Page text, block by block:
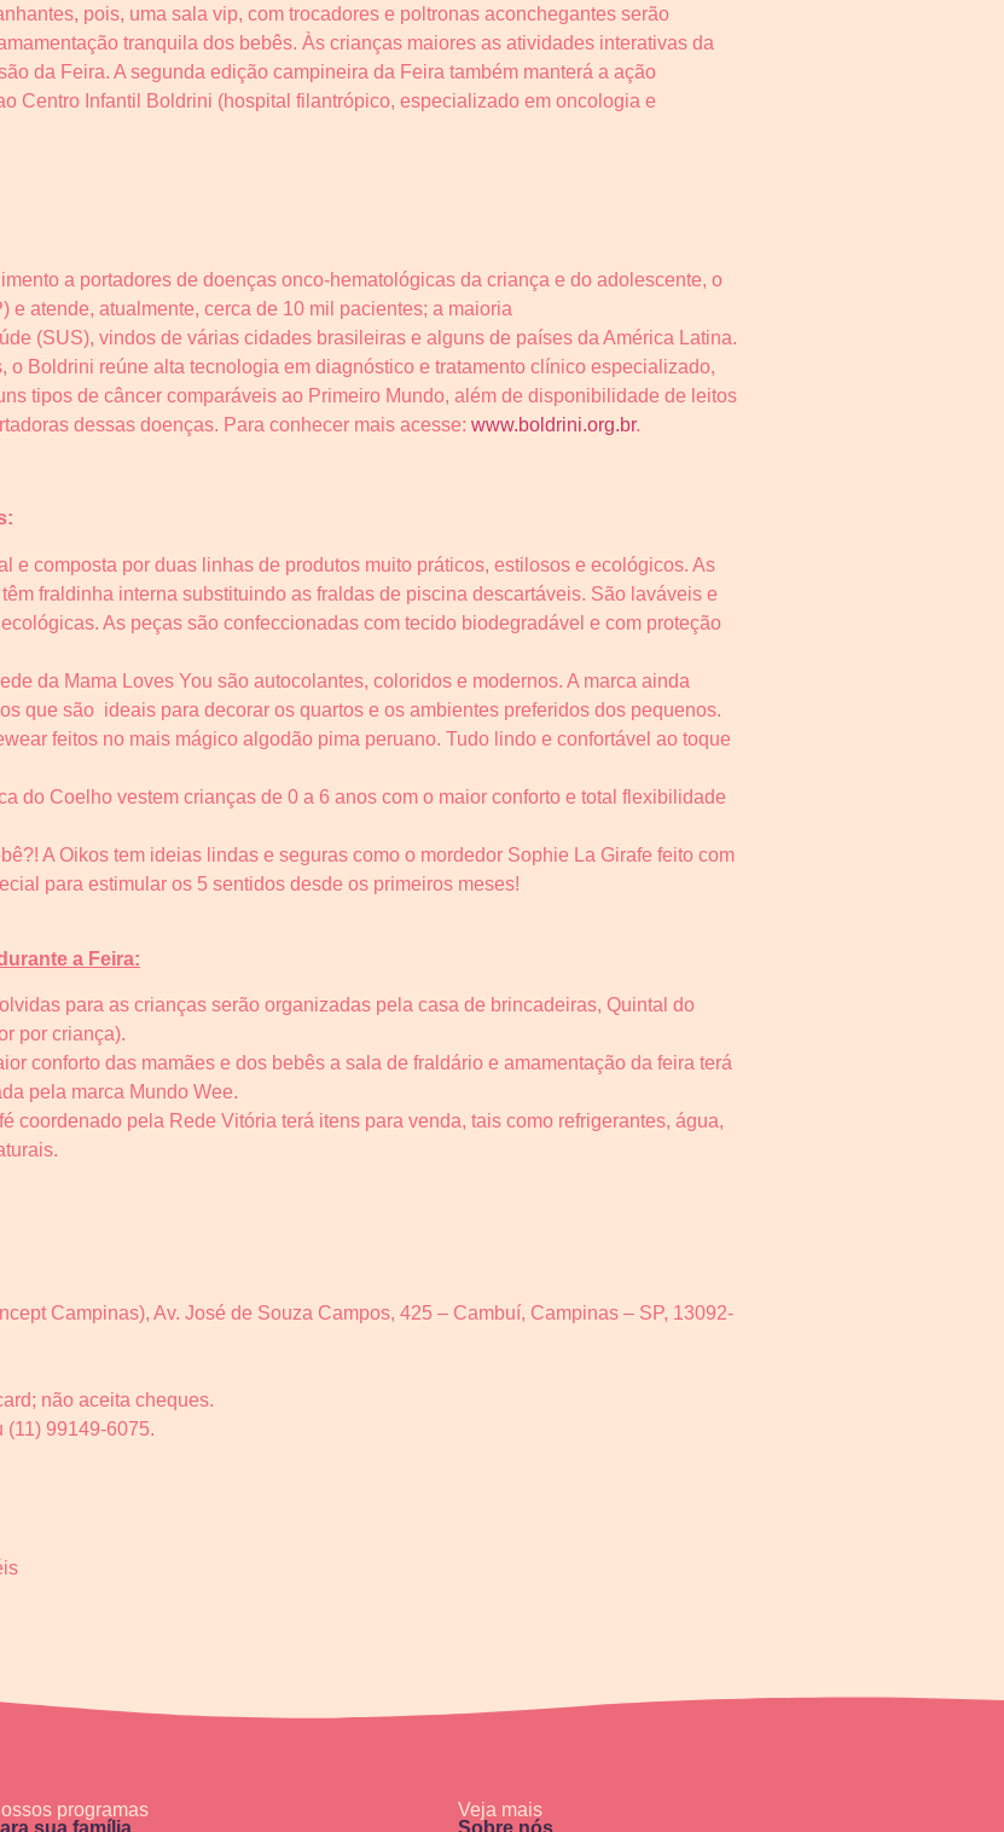
pois, uma sala vip, com trocadores e poltronas aconchegantes serão
tranquila dos bebês. Às crianças maiores as atividades interativas da
da Feira. A segunda edição campineira da Feira também manterá a ação
Centro Infantil Boldrini (hospital filantrópico, especializado em oncologia e
a portadores de doenças onco-hematológicas da criança e do adolescente, o
e atende, atualmente, cerca de 10 mil pacientes; a maioria
(SUS), vindos de várias cidades brasileiras e alguns de países da América Latina.
o Boldrini reúne alta tecnologia em diagnóstico e tratamento clínico especializado,
tipos de câncer comparáveis ao Primeiro Mundo, além de disponibilidade de leitos
dessas doenças. Para conhecer mais acesse: www.boldrini.org.br.
e composta por duas linhas de produtos muito práticos, estilosos e ecológicos. As
fraldinha interna substituindo as fraldas de piscina descartáveis. São laváveis e
As peças são confeccionadas com tecido biodegradável e com proteção
da Mama Loves You são autocolantes, coloridos e modernos. A marca ainda
que são ideais para decorar os quartos e os ambientes preferidos dos pequenos.
feitos no mais mágico algodão pima peruano. Tudo lindo e confortável ao toque
do Coelho vestem crianças de 0 a 6 anos com o maior conforto e total flexibilidade
A Oikos tem ideias lindas e seguras como o mordedor Sophie La Girafe feito com
para estimular os 5 sentidos desde os primeiros meses!
a Feira:
para as crianças serão organizadas pela casa de brincadeiras, Quintal do
por criança).
conforto das mamães e dos bebês a sala de fraldário e amamentação da feira terá
pela marca Mundo Wee.
coordenado pela Rede Vitória terá itens para venda, tais como refrigerantes, água,
Campinas), Av. José de Souza Campos, 425 – Cambuí, Campinas – SP, 13092-
não aceita cheques.
(11) 99149-6075.
programas
Veja mais